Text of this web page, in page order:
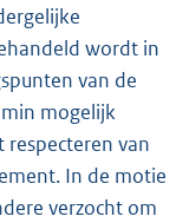
wordt in
van de
mogelijk
van
In de motie
verzocht om